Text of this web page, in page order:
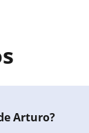
Arturo?